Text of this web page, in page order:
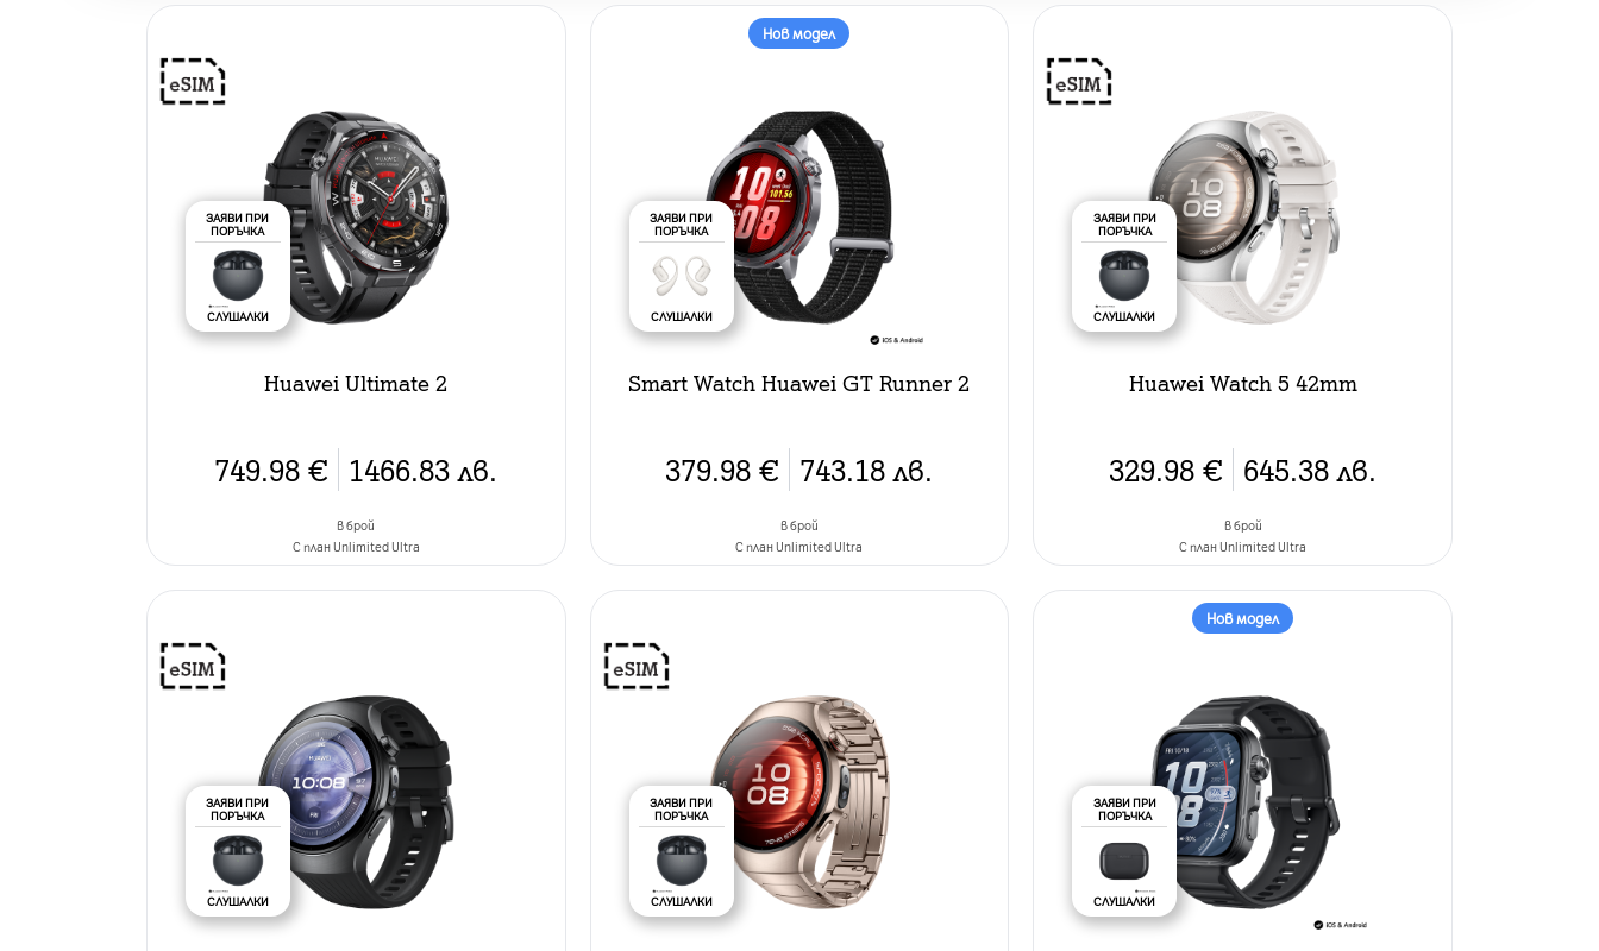
ЗАЯВИ ПРИ
ПОРЪЧКА
СЛУШАЛКИ
Huawei Ultimate 2
749.98 € 1466.83 лв.
в брой
C план Unlimited Ultra
Нов модел
ЗАЯВИ ПРИ
ПОРЪЧКА
СЛУШАЛКИ
Smart Watch Huawei GT Runner 2
379.98 € 743.18 лв.
в брой
C план Unlimited Ultra
ЗАЯВИ ПРИ
ПОРЪЧКА
СЛУШАЛКИ
Huawei Watch 5 42mm
329.98 € 645.38 лв.
в брой
C план Unlimited Ultra
ЗАЯВИ ПРИ
ПОРЪЧКА
СЛУШАЛКИ
ЗАЯВИ ПРИ
ПОРЪЧКА
СЛУШАЛКИ
Нов модел
ЗАЯВИ ПРИ
ПОРЪЧКА
СЛУШАЛКИ